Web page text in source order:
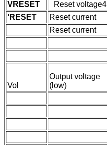
VRESET
Reset voltage4
'RESET Reset current
Reset current
Vol
Output voltage
(low)